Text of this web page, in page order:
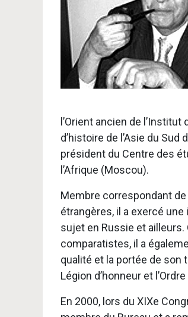
l’Orient ancien de
d’histoire de l’Asie du
président du Centre des
l’Afrique (Moscou).
Membre correspondant
étrangères, il a exercé
sujet en Russie et
comparatistes, il a
qualité et la portée de son
Légion d’honneur et
En 2000, lors du XIXe